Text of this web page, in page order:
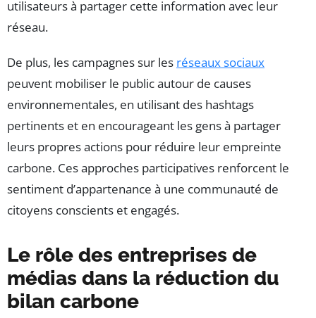
utilisateurs à partager cette information avec leur
réseau.
De plus, les campagnes sur les réseaux sociaux
peuvent mobiliser le public autour de causes
environnementales, en utilisant des hashtags
pertinents et en encourageant les gens à partager
leurs propres actions pour réduire leur empreinte
carbone. Ces approches participatives renforcent le
sentiment d’appartenance à une communauté de
citoyens conscients et engagés.
Le rôle des entreprises de
médias dans la réduction du
bilan carbone